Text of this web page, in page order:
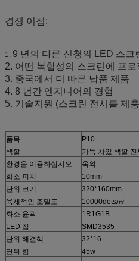
경쟁 이점:
1. 9 년의 다른 신청의 LED 스크
2. 어떤 복합성의 스크린에 프로
3. 중국에서 더 빠른 납품 제품
4. 8 년간 엔지니어의 경험
5. 기술지원 (스크린 전시를 제
품목
P10
색깔
가득 차있 색깔 진
환경을 이용하십시오
옥외
화소 피치
10mm
단위 크기
320*160mm
육체적인 조밀도
10000dots/㎡
화소 윤곽
1R1G1B
LED 칩
SMD3535
단위 해결책
32*16
단위 힘
45w